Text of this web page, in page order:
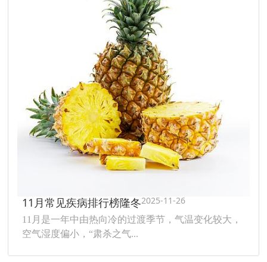
11月常见疾病排行榜隆冬2025-11-26
11月是一年中由热向冷的过渡季节，气温变化较大，
空气湿度偏小，“肃杀之气...